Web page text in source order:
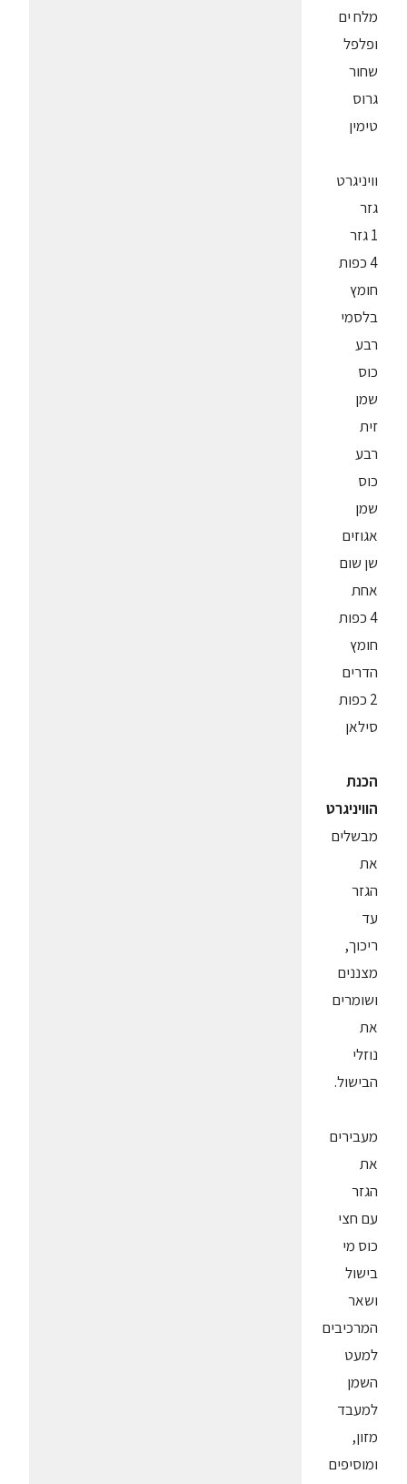
מלח ים
ופלפל
שחור
גרוס
טימין
וויניגרט
גזר
1 גזר
4 כפות
חומץ
בלסמי
רבע
כוס
שמן
זית
רבע
כוס
שמן
אגוזים
שן שום
אחת
4 כפות
חומץ
הדרים
2 כפות
סילאן
הכנת
הוויניגרט
מבשלים
את
הגזר
עד
ריכוך,
מצננים
ושומרים
את
נוזלי
הבישול.
מעבירים
את
הגזר
עם חצי
כוס מי
בישול
ושאר
המרכיבים
למעט
השמן
למעבד
מזון,
ומוסיפים